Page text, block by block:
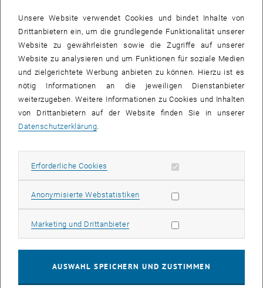
Nützlich kann das etwa in Pflegeheimen sein – und darum arbeitet
die TU Wien mit dem Haus der Barmherzigkeit zusammen, wo die
neuen Entwicklungen getestet werden. „Ein Roboter könnte zum
Beispiel nachts die Gänge entlangwandern und nachsehen, ob
irgendetwas ungewöhnlich ist“, erklärt Michael Zillich vom Institut
für Automatisierungs- und Regelungstechnik der TU Wien. „Zum
Beispiel, ob eine Tür offensteht, die sonst um diese Zeit immer
geschlossen ist, oder ob irgendwo ungewöhnlicherweise ein
Dabei soll es nicht nötig sein, dem Roboter eine Liste der Dinge, die
er überwachen soll, einzuprogrammieren. Im Lauf der Zeit versteht
der Roboter seine Umgebung immer besser, er erkennt räumliche
und zeitliche Muster, ihm fällt beispielsweise auf, wenn die Möbel
anders angeordnet sind als sonst, ohne dass ihm jemals der
Lageplan der Möbel eingegeben wurde.
Unsere Website verwendet Cookies und bindet Inhalte von
Drittanbietern ein, um die grundlegende Funktionalität unserer
Website zu gewährleisten sowie die Zugriffe auf unserer
Website zu analysieren und um Funktionen für soziale Medien
und zielgerichtete Werbung anbieten zu können. Hierzu ist es
nötig Informationen an die jeweiligen Dienstanbieter
weiterzugeben. Weitere Informationen zu Cookies und Inhalten
von Drittanbietern auf der Website finden Sie in unserer
Datenschutzerklärung.
Erforderliche Cookies Erforderliche Cookies zulassen
Anonymisierte WebstatistikenStatistik Cookies zulassen
Marketing und DrittanbieterMarketing Cookies zulassen
AUSWAHL SPEICHERN UND ZUSTIMMEN